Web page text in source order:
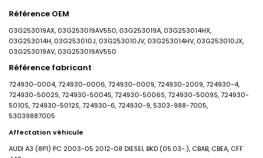
Référence OEM
03G253019AX, 03G253019AV550, 03G253019A, 03G253014HX,
03G253014H, 03G253010J, 03G253010JV, 03G253014HV, 03G253010JX,
03G253019AV, 03G253019AV550
Référence fabricant
724930-0004, 724930-0006, 724930-0009, 724930-2009, 724930-4,
724930-5002S, 724930-5004S, 724930-5006S, 724930-5009S, 724930-
5010S, 724930-5012S, 724930-6, 724930-9, 5303-988-7005,
53039887005
Affectation véhicule
AUDI A3 (8P1) PC 2003-05 2012-08 DIESELBKD (05.03-.), CBAB, CBEA, CFF